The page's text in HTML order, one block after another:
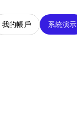
我的帳戶 系統演示